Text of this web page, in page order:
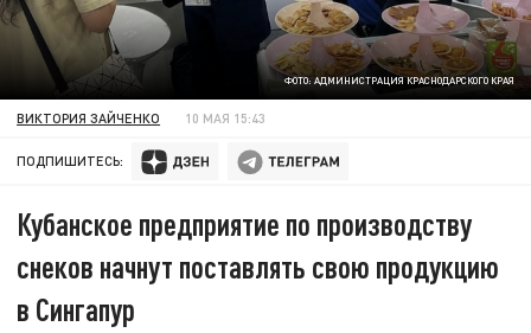
ФОТО: АДМИНИСТРАЦИЯ КРАСНОДАРСКОГО КРАЯ
ВИКТОРИЯ ЗАЙЧЕНКО 10 МАЯ 15:43
ПОДПИШИТЕСЬ:
Кубанское предприятие по производству
снеков начнут поставлять свою продукцию
в Сингапур